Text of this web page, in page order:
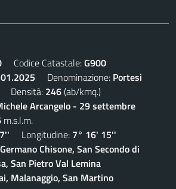
Codice Catastale:G900
Denominazione: Portesi
Densità: 246(ab/kmq.)
Arcangelo - 29 settembre
m.s.l.m.
Longitudine: 7° 16' 15''
Chisone, San Secondo di
San Pietro Val Lemina
Malanaggio, San Martino